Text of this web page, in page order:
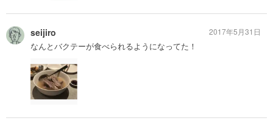
seijiro
なんとバクテーが食べられるようになってた！
2017年5月31日